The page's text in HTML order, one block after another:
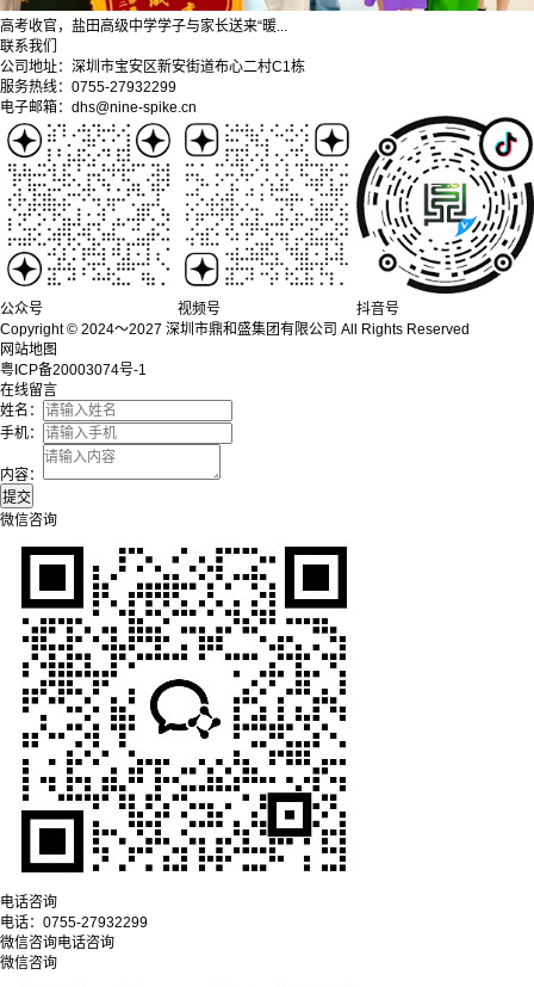
高考收官，盐田高级中学学子与家长送来“暖...
联系我们
公司地址：深圳市宝安区新安街道布心二村C1栋
服务热线：0755-27932299
电子邮箱：dhs@nine-spike.cn
公众号 视频号
抖音号
Copyright © 2024～2027 深圳市鼎和盛集团有限公司 All Rights Reserved
网站地图
粤ICP备20003074号-1
在线留言
姓名：
手机：
内容：
微信咨询
电话咨询
电话： 0755-27932299
微信咨询电话咨询
微信咨询